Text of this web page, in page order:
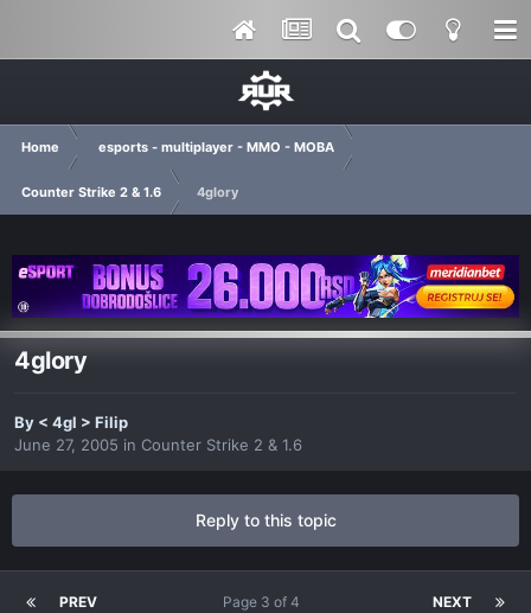
Home esports - multiplayer - MMO - MOBA
Counter Strike 2 & 1.6 4glory
4glory
By < 4gl > Filip
June 27, 2005 in Counter Strike 2 & 1.6
Reply to this topic
PREV NEXT
Page 3 of 4